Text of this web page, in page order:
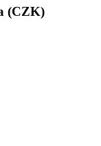
(CZK)